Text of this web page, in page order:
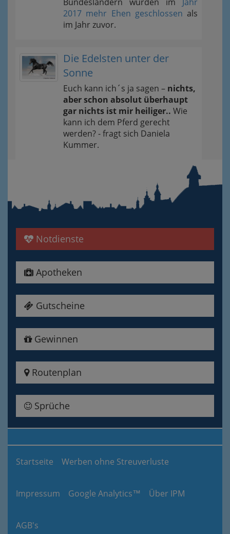
2017 mehr Ehen geschlossen als
im Jahr zuvor.
Die Edelsten unter der
Sonne
Euch kann ich´s ja sagen – nichts,
aber schon absolut überhaupt
gar nichts ist mir heiliger.. Wie
kann ich dem Pferd gerecht
werden? - fragt sich Daniela
Kummer.
Notdienste
Apotheken
Gutscheine
Gewinnen
Routenplan
Sprüche
Startseite Werben ohne Streuverluste
Impressum Google Analytics™ Über IPM
AGB's